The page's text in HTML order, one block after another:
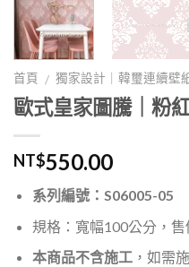
首頁 / 獨家設計｜韓璽連續壁
歐式皇家圖騰｜粉
NT$550.00
系列編號：S06005-05
規格：寬幅100公分，
本商品不含施工，如需